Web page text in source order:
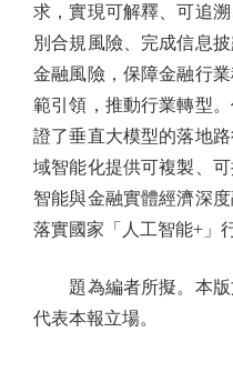
求，實現可解釋、可追
別合規風險、完成信息
金融風險，保障金融行
範引領，推動行業轉型
證了垂直大模型的落地
域智能化提供可複製、
智能與金融實體經濟深
落實國家「人工智能+」
題為編者所擬。本版
代表本報立場。